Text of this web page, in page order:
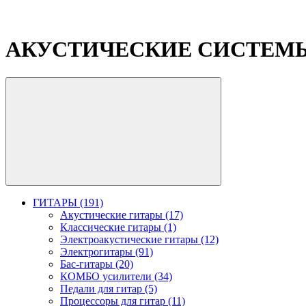
АКУСТИЧЕСКИЕ
ГИТАРЫ (191)
Акустические гитары (17)
Классические гитары (1)
Электроакустические гитары (12)
Электрогитары (91)
Бас-гитары (20)
КОМБО усилители (34)
Педали для гитар (5)
Процессоры для гитар (11)